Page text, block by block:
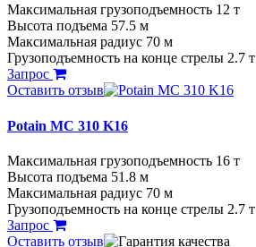
Максимальная грузоподъемность 12 т
Высота подъема 57.5 м
Максимальная радиус 70 м
Грузоподъемность на конце стрелы 2.7 т
Запрос
Оставить отзыв
Potain MC 310 K16
Максимальная грузоподъемность 16 т
Высота подъема 51.8 м
Максимальная радиус 70 м
Грузоподъемность на конце стрелы 2.7 т
Запрос
Оставить отзыв